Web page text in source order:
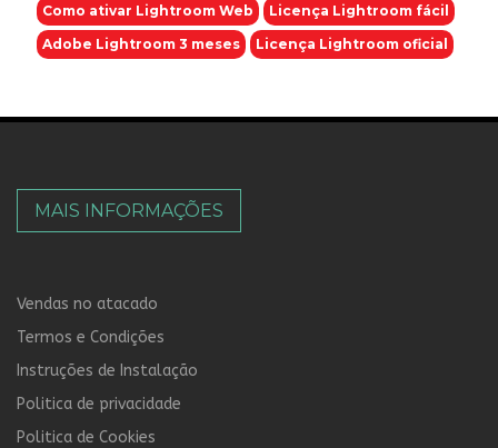
Como ativar Lightroom Web
Licença Lightroom fácil
Adobe Lightroom 3 meses
Licença Lightroom oficial
MAIS INFORMAÇÕES
Vendas no atacado
Termos e Condições
Instruções de Instalação
Politica de privacidade
Politica de Cookies